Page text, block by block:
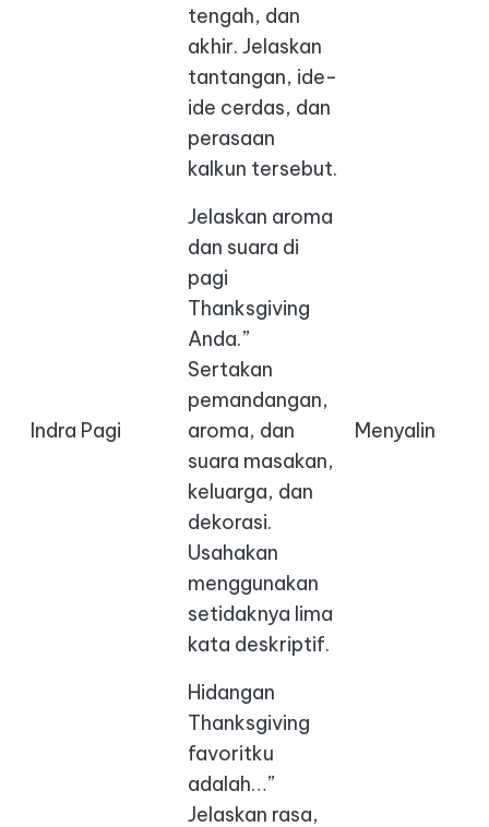
tengah, dan
akhir. Jelaskan
tantangan, ide-
ide cerdas, dan
perasaan
kalkun tersebut.
Indra Pagi
Jelaskan aroma
dan suara di
pagi
Thanksgiving
Anda.”
Sertakan
pemandangan,
aroma, dan
suara masakan,
keluarga, dan
dekorasi.
Usahakan
menggunakan
setidaknya lima
kata deskriptif.
Menyalin
Hidangan
Thanksgiving
favoritku
adalah…”
Jelaskan rasa,